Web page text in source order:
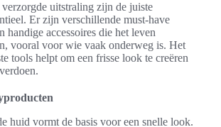
uitstraling zijn de juiste
Er zijn verschillende must-have
handige accessoires die het leven
vooral voor wie vaak onderweg is. Het
tools helpt om een frisse look te creëren
huid vormt de basis voor een snelle look.